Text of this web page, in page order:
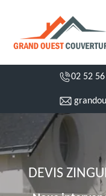
02 52
DEVIS